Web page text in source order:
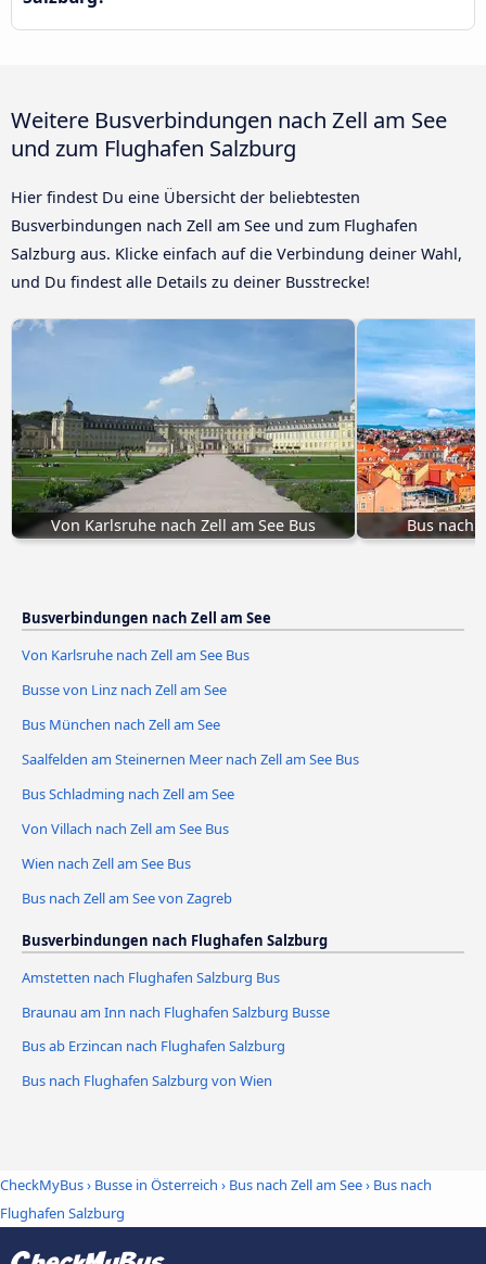
Weitere Busverbindungen nach Zell am See
und zum Flughafen Salzburg
Hier findest Du eine Übersicht der beliebtesten
Busverbindungen nach Zell am See und zum Flughafen
Salzburg aus. Klicke einfach auf die Verbindung deiner Wahl,
und Du findest alle Details zu deiner Busstrecke!
Von Karlsruhe nach Zell am See Bus Bus nach
Busverbindungen nach Zell am See
Von Karlsruhe nach Zell am See Bus
Busse von Linz nach Zell am See
Bus München nach Zell am See
Saalfelden am Steinernen Meer nach Zell am See Bus
Bus Schladming nach Zell am See
Von Villach nach Zell am See Bus
Wien nach Zell am See Bus
Bus nach Zell am See von Zagreb
Busverbindungen nach Flughafen Salzburg
Amstetten nach Flughafen Salzburg Bus
Braunau am Inn nach Flughafen Salzburg Busse
Bus ab Erzincan nach Flughafen Salzburg
Bus nach Flughafen Salzburg von Wien
CheckMyBus› Busse in Österreich › Bus nach Zell am See› Bus nach
Flughafen Salzburg